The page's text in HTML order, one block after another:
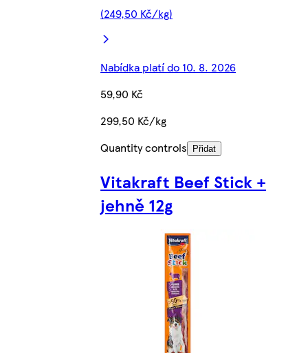
(249,50 Kč/kg)
Nabídka platí do 10. 8. 2026
59,90 Kč
299,50 Kč/kg
Quantity controls
Přidat
Vitakraft Beef Stick +
jehně 12g